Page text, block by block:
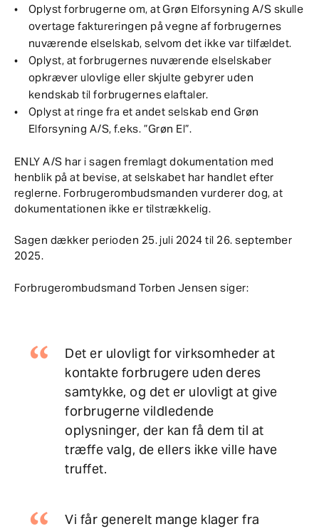
Oplyst forbrugerne om, at Grøn Elforsyning A/S skulle
overtage faktureringen på vegne af forbrugernes
nuværende elselskab, selvom det ikke var tilfældet.
Oplyst, at forbrugernes nuværende elselskaber
opkræver ulovlige eller skjulte gebyrer uden
kendskab til forbrugernes elaftaler.
Oplyst at ringe fra et andet selskab end Grøn
Elforsyning A/S, f.eks. ”Grøn El”.
ENLY A/S har i sagen fremlagt dokumentation med
henblik på at bevise, at selskabet har handlet efter
reglerne. Forbrugerombudsmanden vurderer dog, at
dokumentationen ikke er tilstrækkelig.
Sagen dækker perioden 25. juli 2024 til 26. september
2025.
Forbrugerombudsmand Torben Jensen siger:
Det er ulovligt for virksomheder at
kontakte forbrugere uden deres
samtykke, og det er ulovligt at give
forbrugerne vildledende
oplysninger, der kan få dem til at
træffe valg, de ellers ikke ville have
truffet.
Vi får generelt mange klager fra